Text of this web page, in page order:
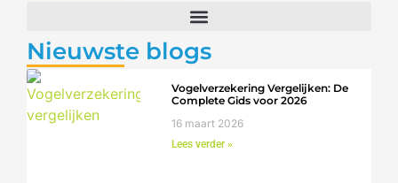
Nieuwste blogs
Vogelverzekering Vergelijken: De
Complete Gids voor 2026
16 maart 2026
Lees verder »